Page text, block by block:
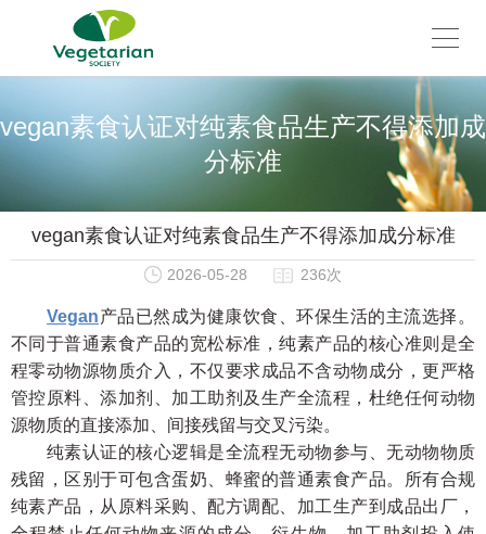
vegan素食认证对纯素食品生产不得添加成
分标准
vegan素食认证对纯素食品生产不得添加成分标准
2026-05-28 236次
Vegan产品已然成为健康饮食、环保生活的主流选择。
不同于普通素食产品的宽松标准，纯素产品的核心准则是全
程零动物源物质介入，不仅要求成品不含动物成分，更严格
管控原料、添加剂、加工助剂及生产全流程，杜绝任何动物
源物质的直接添加、间接残留与交叉污染。
纯素认证的核心逻辑是全流程无动物参与、无动物物质
残留，区别于可包含蛋奶、蜂蜜的普通素食产品。所有合规
纯素产品，从原料采购、配方调配、加工生产到成品出厂，